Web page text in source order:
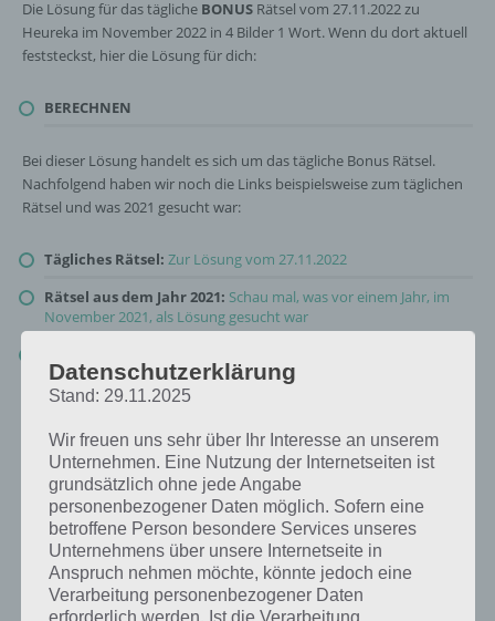
Die Lösung für das tägliche BONUS Rätsel vom 27.11.2022 zu
Heureka im November 2022 in 4 Bilder 1 Wort. Wenn du dort aktuell
feststeckst, hier die Lösung für dich:
BERECHNEN
Bei dieser Lösung handelt es sich um das tägliche Bonus Rätsel.
Nachfolgend haben wir noch die Links beispielsweise zum täglichen
Rätsel und was 2021 gesucht war:
Tägliches Rätsel: Zur Lösung vom 27.11.2022
Rätsel aus dem Jahr 2021: Schau mal, was vor einem Jahr, im
November 2021, als Lösung gesucht war
November 2022!
Datenschutzerklärung
Stand: 29.11.2025
Wir freuen uns sehr über Ihr Interesse an unserem
Unternehmen. Eine Nutzung der Internetseiten ist
grundsätzlich ohne jede Angabe
personenbezogener Daten möglich. Sofern eine
betroffene Person besondere Services unseres
Unternehmens über unsere Internetseite in
Anspruch nehmen möchte, könnte jedoch eine
Verarbeitung personenbezogener Daten
erforderlich werden. Ist die Verarbeitung